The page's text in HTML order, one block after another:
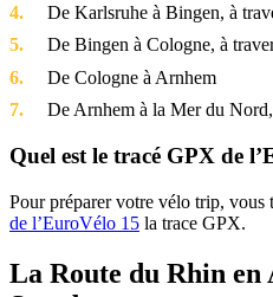
De Karlsruhe à Bingen, à
De Bingen à Cologne, à
De Cologne à Arnhem
De Arnhem à la Mer du
Quel est le tracé GPX de
Pour préparer votre vélo trip, vous
de l’EuroVélo 15 la trace GPX.
La Route du Rhin en